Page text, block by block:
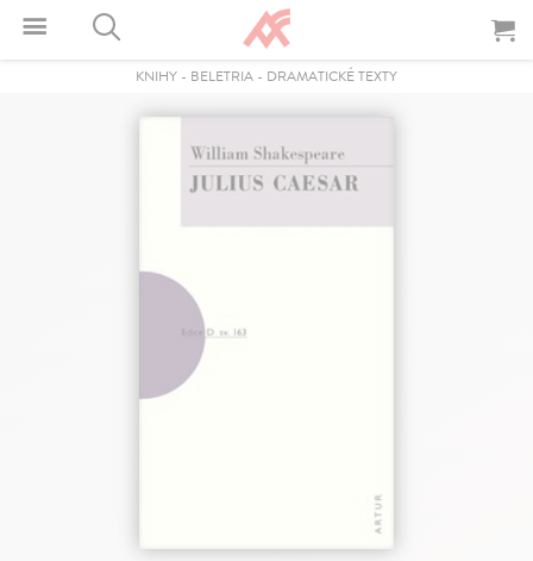
KNIHY - BELETRIA - DRAMATICKÉ TEXTY